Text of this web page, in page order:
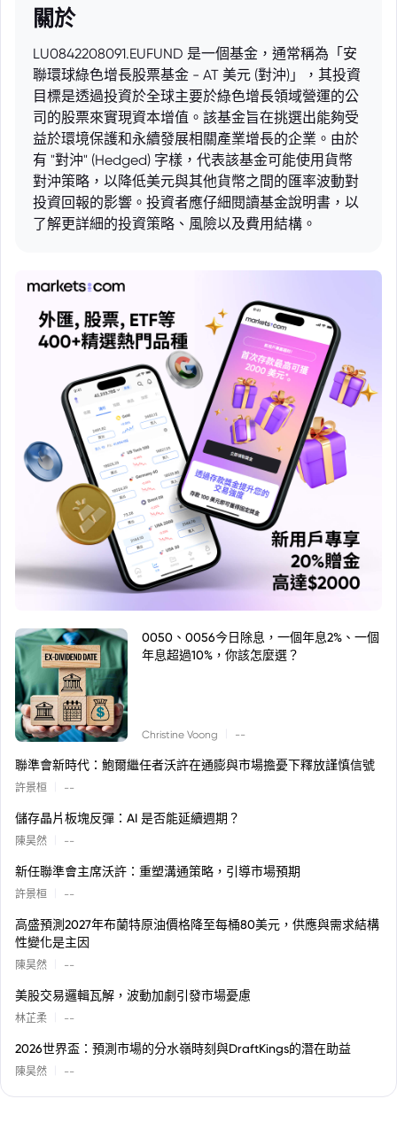
關於
LU0842208091.EUFUND 是一個基金，通常稱為「安
聯環球綠色增長股票基金 - AT 美元 (對沖)」，其投資
目標是透過投資於全球主要於綠色增長領域營運的公
司的股票來實現資本增值。該基金旨在挑選出能夠受
益於環境保護和永續發展相關產業增長的企業。由於
有 "對沖" (Hedged) 字樣，代表該基金可能使用貨幣
對沖策略，以降低美元與其他貨幣之間的匯率波動對
投資回報的影響。投資者應仔細閱讀基金說明書，以
了解更詳細的投資策略、風險以及費用結構。
0050、0056今日除息，一個年息2%、一個
年息超過10%，你該怎麼選？
Christine Voong --
聯準會新時代：鮑爾繼任者沃許在通膨與市場擔憂下釋放謹慎信號
許景桓 --
儲存晶片板塊反彈：AI 是否能延續週期？
陳昊然 --
新任聯準會主席沃許：重塑溝通策略，引導市場預期
許景桓 --
高盛預測2027年布蘭特原油價格降至每桶80美元，供應與需求結構
性變化是主因
陳昊然 --
美股交易邏輯瓦解，波動加劇引發市場憂慮
林芷柔 --
2026世界盃：預測市場的分水嶺時刻與DraftKings的潛在助益
陳昊然 --